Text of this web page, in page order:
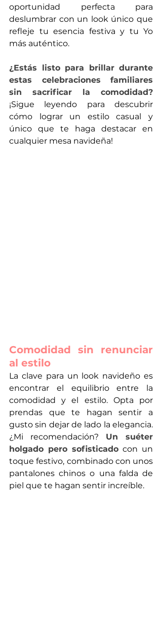
oportunidad perfecta para
deslumbrar con un look único que
refleje tu esencia festiva y tu Yo
más auténtico.
¿Estás listo para brillar durante
estas celebraciones familiares
sin sacrificar la comodidad?
¡Sigue leyendo para descubrir
cómo lograr un estilo casual y
único que te haga destacar en
cualquier mesa navideña!
Comodidad sin renunciar
al estilo
La clave para un look navideño es
encontrar el equilibrio entre la
comodidad y el estilo. Opta por
prendas que te hagan sentir a
gusto sin dejar de lado la elegancia.
¿Mi recomendación? Un suéter
holgado pero sofisticado con un
toque festivo, combinado con unos
pantalones chinos o una falda de
piel que te hagan sentir increíble.